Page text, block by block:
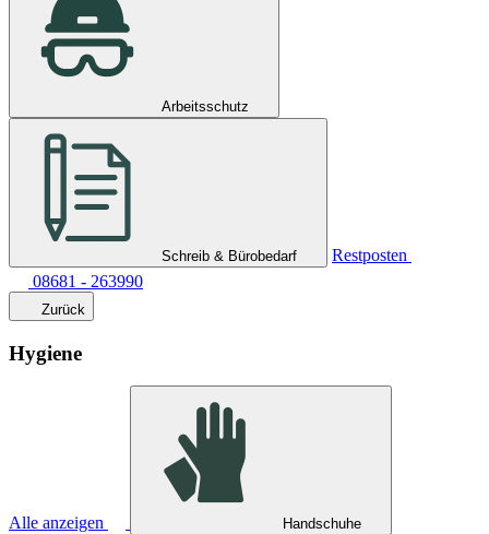
Arbeitsschutz
Schreib & Bürobedarf
Restposten
08681 - 263990
Zurück
Hygiene
Alle anzeigen Handschuhe